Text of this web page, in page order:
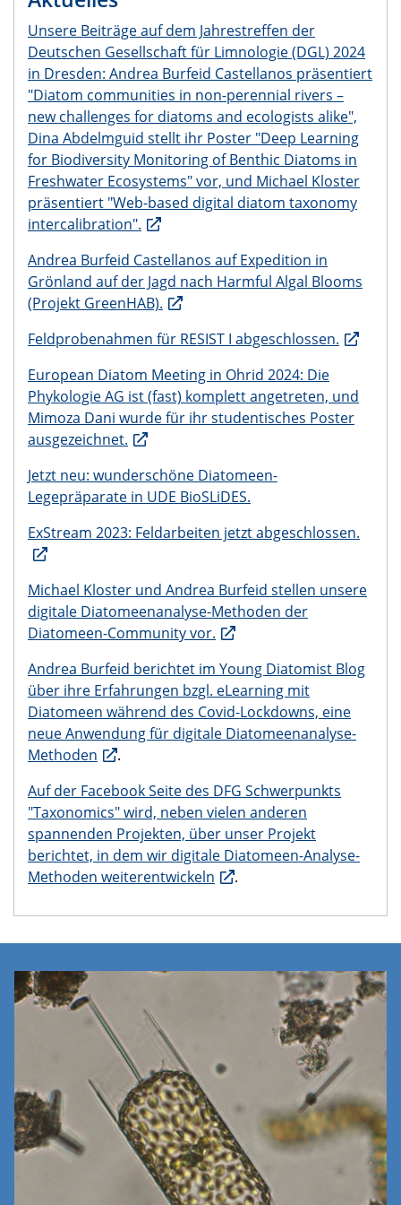
Unsere Beiträge auf dem Jahrestreffen der
Deutschen Gesellschaft für Limnologie (DGL) 2024
in Dresden: Andrea Burfeid Castellanos präsentiert
"Diatom communities in non-perennial rivers –
new challenges for diatoms and ecologists alike",
Dina Abdelmguid stellt ihr Poster "Deep Learning
for Biodiversity Monitoring of Benthic Diatoms in
Freshwater Ecosystems" vor, und Michael Kloster
präsentiert "Web-based digital diatom taxonomy
intercalibration".
Andrea Burfeid Castellanos auf Expedition in
Grönland auf der Jagd nach Harmful Algal Blooms
(Projekt GreenHAB).
Feldprobenahmen für RESIST I abgeschlossen.
European Diatom Meeting in Ohrid 2024: Die
Phykologie AG ist (fast) komplett angetreten, und
Mimoza Dani wurde für ihr studentisches Poster
ausgezeichnet.
Jetzt neu: wunderschöne Diatomeen-
Legepräparate in UDE BioSLiDES.
ExStream 2023: Feldarbeiten jetzt abgeschlossen.
Michael Kloster und Andrea Burfeid stellen unsere
digitale Diatomeenanalyse-Methoden der
Diatomeen-Community vor.
Andrea Burfeid berichtet im Young Diatomist Blog
über ihre Erfahrungen bzgl. eLearning mit
Diatomeen während des Covid-Lockdowns, eine
neue Anwendung für digitale Diatomeenanalyse-
Methoden
.
Auf der Facebook Seite des DFG Schwerpunkts
"Taxonomics" wird, neben vielen anderen
spannenden Projekten, über unser Projekt
berichtet, in dem wir digitale Diatomeen-Analyse-
Methoden weiterentwickeln
.